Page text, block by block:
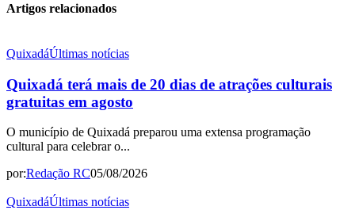
Artigos relacionados
QuixadáÚltimas notícias
Quixadá terá mais de 20 dias de atrações culturais
gratuitas em agosto
O município de Quixadá preparou uma extensa programação
cultural para celebrar o...
por:Redação RC05/08/2026
QuixadáÚltimas notícias